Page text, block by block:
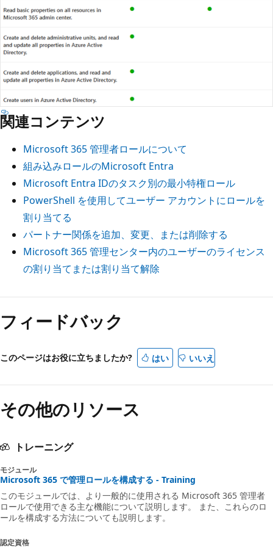
関連コンテンツ
Microsoft 365 管理者ロールについて
組み込みロールのMicrosoft Entra
Microsoft Entra IDのタスク別の最小特権ロール
PowerShell を使用してユーザー アカウントにロールを
割り当てる
パートナー関係を追加、変更、または削除する
Microsoft 365 管理センター内のユーザーのライセンス
の割り当てまたは割り当て解除
フィードバック
このページはお役に立ちましたか? はい いいえ
その他のリソース
トレーニング
モジュール
Microsoft 365 で管理ロールを構成する - Training
このモジュールでは、より一般的に使用される Microsoft 365 管理者
ロールで使用できる主な機能について説明します。 また、これらのロ
ールを構成する方法についても説明します。
認定資格